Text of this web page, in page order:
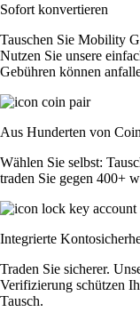
Sofort konvertieren
Tauschen Sie Mobility
Nutzen Sie unsere
Gebühren können
Aus Hunderten von
Wählen Sie selbst:
traden Sie gegen 400+
Integrierte
Traden Sie sicherer.
Verifizierung schützen
Tausch.